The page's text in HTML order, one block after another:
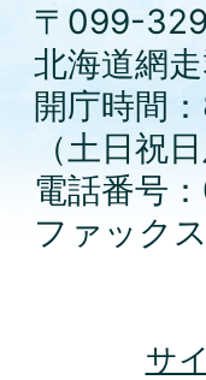
〒099-
北海道網
開庁時間
（土日祝
電話番号
ファック
サ